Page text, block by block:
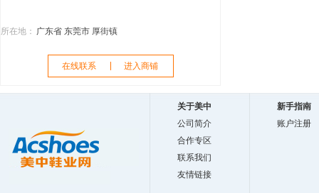
所在地： 广东省 东莞市 厚街镇
在线联系 进入商铺
关于美中
公司简介
合作专区
联系我们
友情链接
新手指南
账户注册